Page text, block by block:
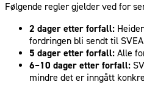
Følgende regler gjelder ved for
2 dager etter forfall:
fordringen bli sendt til
5 dager etter forfall: Alle
6–10 dager etter forfall:
mindre det er inngått